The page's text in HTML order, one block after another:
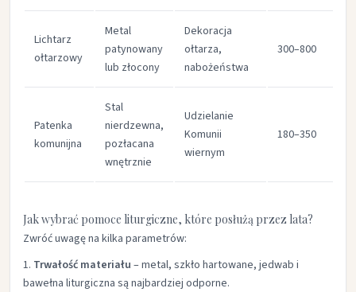
Lichtarz
ołtarzowy
Metal
patynowany
lub złocony
Dekoracja
ołtarza,
nabożeństwa
300–800
Patenka
komunijna
Stal
nierdzewna,
pozłacana
wnętrznie
Udzielanie
Komunii
wiernym
180–350
Jak wybrać pomoce liturgiczne, które posłużą przez lata?
Zwróć uwagę na kilka parametrów:
Trwałość materiału – metal, szkło hartowane, jedwab i
bawełna liturgiczna są najbardziej odporne.